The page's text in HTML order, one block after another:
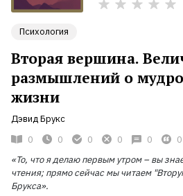
Психология
Вторая вершина.
размышлений о
жизни
Дэвид Брукс
0
0 0 0 0
0
«То, что я делаю первым утром – вы
чтения; прямо сейчас мы читаем
Брукса».